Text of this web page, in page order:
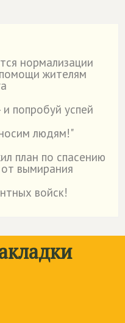
нормализации
жителям
попробуй успей
людям!"
план по спасению
вымирания
войск!